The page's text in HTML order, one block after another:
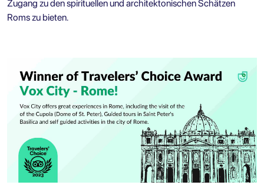
Zugang zu den spirituellen und architektonischen Schätzen
Roms zu bieten.